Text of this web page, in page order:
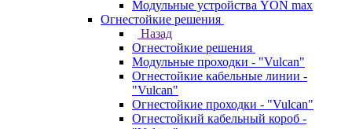
Модульные устройства YON max
Огнестойкие решения
Назад
Огнестойкие решения
Модульные проходки - "Vulcan"
Огнестойкие кабельные линии -
"Vulcan"
Огнестойкие проходки - "Vulcan"
Огнестойкий кабельный короб -